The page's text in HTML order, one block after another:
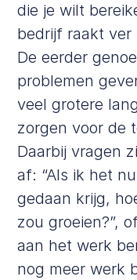
die je wilt
bedrijf raakt ver
De eerder
problemen
veel grotere
zorgen voor de
Daarbij vragen
af: “Als ik het
gedaan krijg,
zou groeien?”,
aan het werk
nog meer werk